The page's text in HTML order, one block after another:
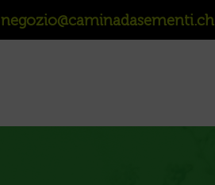
negozio@caminadasementi.ch